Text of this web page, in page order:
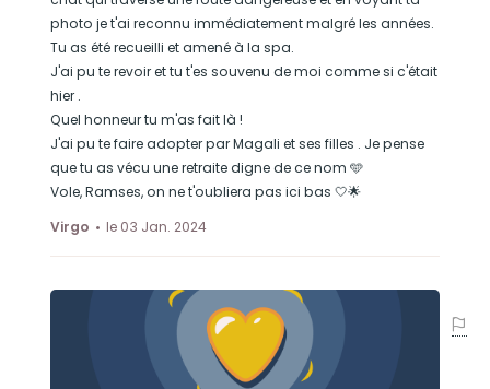
photo je t'ai reconnu immédiatement malgré les années.
Tu as été recueilli et amené à la spa.
J'ai pu te revoir et tu t'es souvenu de moi comme si c'était
hier .
Quel honneur tu m'as fait là !
J'ai pu te faire adopter par Magali et ses filles . Je pense
que tu as vécu une retraite digne de ce nom 🩵
Vole, Ramses, on ne t'oubliera pas ici bas 🤍🌟
Virgo
le 03 Jan. 2024